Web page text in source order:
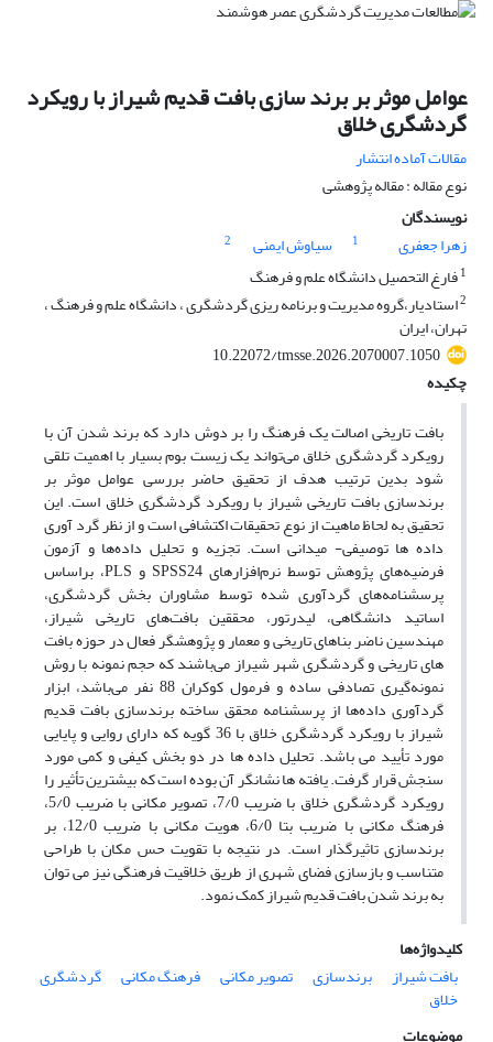
عوامل موثر بر برند سازی بافت قدیم شیراز با رویکرد
گردشگری خلاق
مقالات آماده انتشار
نوع مقاله : مقاله پژوهشی
نویسندگان
زهرا جعفری
1 سیاوش ایمنی
2
1فارغ التحصیل دانشگاه علم و فرهنگ
2استادیار،گروه مدیریت و برنامه ریزی گردشگری ، دانشگاه علم و فرهنگ ،
تهران، ایران
10.22072/tmsse.2026.2070007.1050
چکیده
بافت تاریخی اصالت یک فرهنگ را بر دوش دارد که برند شدن آن با
رویکرد گردشگری خلاق می‌تواند یک زیست بوم بسیار با اهمیت تلقی
شود بدین ترتیب هدف از تحقیق حاضر بررسی عوامل موثر بر
برندسازی بافت تاریخی شیراز با رویکرد گردشگری خلاق است. این
تحقیق به لحاظ ماهیت از نوع تحقیقات اکتشافی است و از نظر گرد آوری
داده ها توصیفی- میدانی است. تجزیه و تحلیل داده‌ها و آزمون
فرضیه‌های پژوهش توسط نرم‌افزارهای SPSS24 و PLS، براساس
پرسشنامه‌های گردآوری شده توسط مشاوران بخش گردشگری،
اساتید دانشگاهی، لیدرتور، محققین بافت‌های تاریخی شیراز،
مهندسین ناضر بناهای تاریخی و معمار و پژوهشگر فعال در حوزه بافت
های تاریخی و گردشگری شهر شیراز می‌باشند که حجم نمونه با روش
نمونه‌گیری تصادفی ساده و فرمول کوکران 88 نفر می‌باشد، ابزار
گردآوری داده‌ها از پرسشنامه محقق ساخته برندسازی بافت قدیم
شیراز با رویکرد گردشگری خلاق با 36 گویه که دارای روایی و پایایی
مورد تأیید می باشد. تحلیل داده ها در دو بخش کیفی و کمی مورد
سنجش قرار گرفت. یافته ها نشانگر آن بوده است که بیشترین تأثیر را
رویکرد گردشگری خلاق با ضریب 7/0، تصویر مکانی با ضریب 5/0،
فرهنگ مکانی با ضریب بتا 6/0، هویت مکانی با ضریب 12/0، بر
برندسازی تاثیرگذار است. در نتیجه با تقویت حس مکان با طراحی
متناسب و بازسازی فضای شهری از طریق خلاقیت فرهنگی نیز می توان
به برند شدن بافت قدیم شیراز کمک نمود.
کلیدواژه‌ها
بافت شیراز
برندسازی تصویر مکانی فرهنگ مکانی گردشگری
خلاق